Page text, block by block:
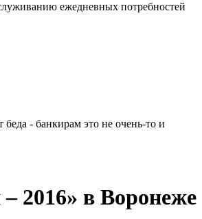
ежедневных потребностей
- банкирам это не очень-то и
2016» в Воронеже